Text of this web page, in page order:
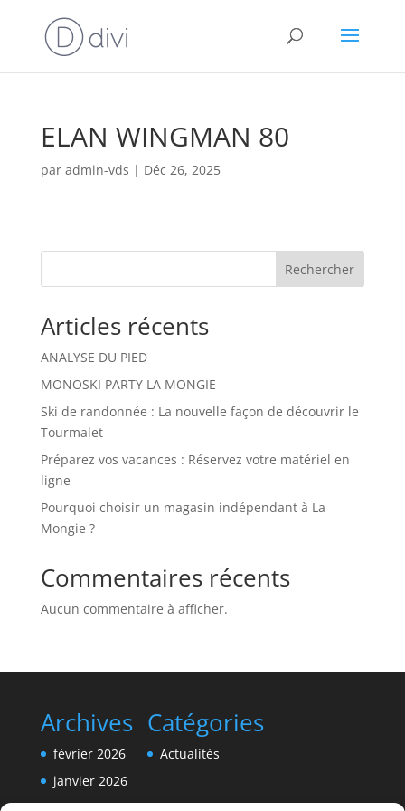
ELAN WINGMAN 80
par admin-vds | Déc 26, 2025
Rechercher
Articles récents
ANALYSE DU PIED
MONOSKI PARTY LA MONGIE
Ski de randonnée : La nouvelle façon de découvrir le
Tourmalet
Préparez vos vacances : Réservez votre matériel en
ligne
Pourquoi choisir un magasin indépendant à La
Mongie ?
Commentaires récents
Aucun commentaire à afficher.
Archives
février 2026
janvier 2026
Catégories
Actualités